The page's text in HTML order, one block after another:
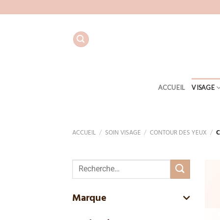
au
ACCUEIL VISAGE
ACCUEIL / SOIN VISAGE / CONTOUR DES YEUX /
Recherche
pour :
Marque